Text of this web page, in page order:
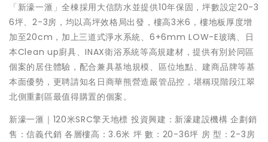
「新濠一滙」全棟採用大信防水並提供10年保固，坪數設定20-3
6坪、2-3房，均以高坪效格局出發，樓高3米6，樓地板厚度增
加至20cm，加上三道式淨水系統、6+6mm LOW-E玻璃、日
本Clean up廚具、INAX衛浴系統等高規建材，提供有別於同區
個案的居住體驗，配合兼具基地規模、區位地點、建商品牌等基
本面優勢，更聘請知名日商華熊營造嚴管品控，堪稱現階段江翠
北側重劃區最值得購置的個案。
新濠一滙｜120米SRC擎天地標 投資興建：新濠建設機構 企劃銷
售：信義代銷 各層樓高：3.6米 坪 數：20-36坪 房 型：2-3房